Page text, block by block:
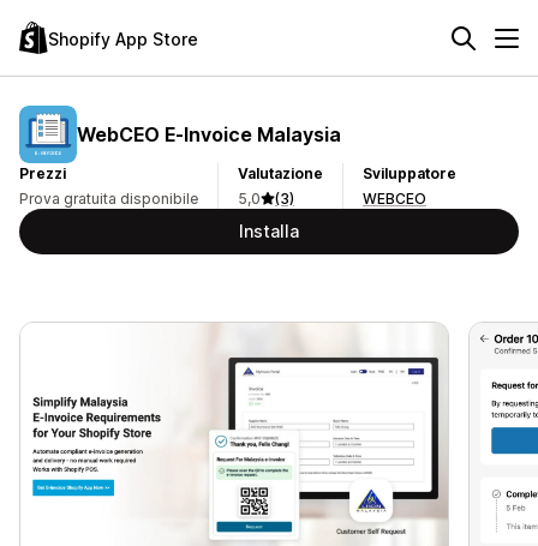
Shopify App Store
WebCEO E‑Invoice Malaysia
Prezzi
Prova gratuita disponibile
Valutazione
5,0
(3)
Sviluppatore
WEBCEO
Installa